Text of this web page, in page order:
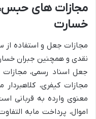
مجازات های
خسارت
مجازات جعل و استفاده
نقدی و همچنین جبران
جعل اسناد رسمی،
مجازات کیفری،
معنوی وارده به قربانی
اموال، پرداخت مابه